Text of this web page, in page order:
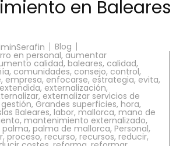
en Baleares
Blog
en personal, aumentar
calidad, baleares, calidad,
, comunidades, consejo, control,
, empresa, enfocarse, estrategia, evita,
extendida, externalización,
, externalizar servicios de
gestión, Grandes superficies, hora,
Baleares, labor, mallorca,mano de
, mantenimiento externalizado,
palma, palma de mallorca, Personal,
, proceso, recurso, recursos, reducir,